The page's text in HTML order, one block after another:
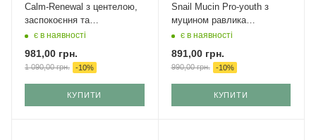
Calm-Renewal з центелою,
заспокоєння та
відновлення 50 мл
є в наявності
981,00 грн.
1 090,00грн. -10%
КУПИТИ
Snail Mucin Pro-youth з
муцином равлика
омолоджуюча 30 мл
є в наявності
891,00грн.
990,00грн. -10%
КУПИТИ